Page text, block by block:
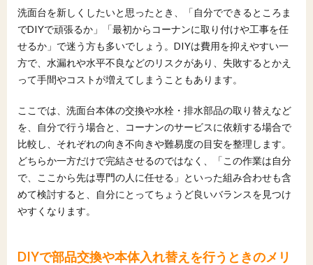
洗面台を新しくしたいと思ったとき、「自分でできるところま
でDIYで頑張るか」「最初からコーナンに取り付けや工事を任
せるか」で迷う方も多いでしょう。DIYは費用を抑えやすい一
方で、水漏れや水平不良などのリスクがあり、失敗するとかえ
って手間やコストが増えてしまうこともあります。
ここでは、洗面台本体の交換や水栓・排水部品の取り替えなど
を、自分で行う場合と、コーナンのサービスに依頼する場合で
比較し、それぞれの向き不向きや難易度の目安を整理します。
どちらか一方だけで完結させるのではなく、「この作業は自分
で、ここから先は専門の人に任せる」といった組み合わせも含
めて検討すると、自分にとってちょうど良いバランスを見つけ
やすくなります。
DIYで部品交換や本体入れ替えを行うときのメリ